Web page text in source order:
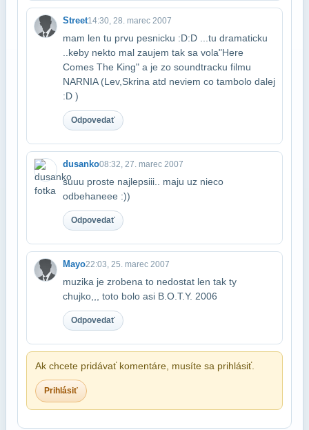
Street14:30, 28. marec 2007
mam len tu prvu pesnicku :D:D ...tu dramaticku
..keby nekto mal zaujem tak sa vola​"Here
Comes The King" a je zo soundtracku filmu
NARNIA (Lev,Skrina atd neviem co tam​bolo dalej
:D )
Odpovedať
dusanko08:32, 27. marec 2007
suuu proste najlepsiii.. maju uz nieco
odbehaneee :))
Odpovedať
Mayo22:03, 25. marec 2007
muzika je zrobena to nedostat len tak ty
chujko,,, toto bolo asi B.O.T.Y. 2006
Odpovedať
Ak chcete pridávať komentáre, musíte sa prihlásiť.
Prihlásiť